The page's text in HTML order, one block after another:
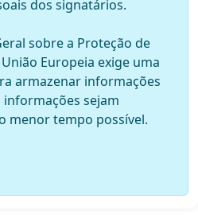
dos signatários.
sobre a Proteção de
Europeia exige uma
armazenar informações
informações sejam
menor tempo possível.